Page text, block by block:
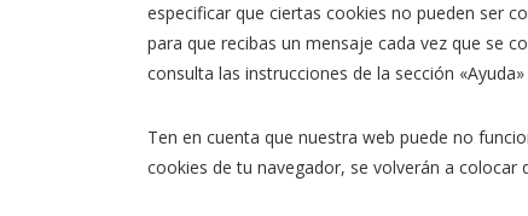
especificar que ciertas cookies no pueden ser
para que recibas un mensaje cada vez que se
consulta las instrucciones de la sección
Ten en cuenta que nuestra web puede no
cookies de tu navegador, se volverán a